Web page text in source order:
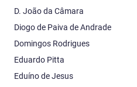
D. João da Câmara
Diogo de Paiva de Andrade
Domingos Rodrigues
Eduardo Pitta
Eduíno de Jesus